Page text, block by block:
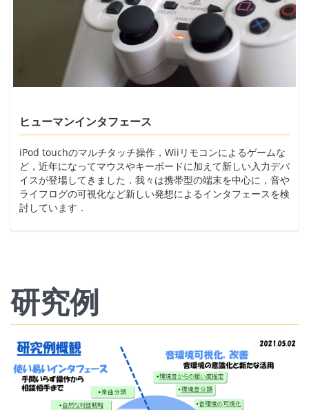
ヒューマンインタフェース
iPod touchのマルチタッチ操作，Wiiリモコンによるゲームな
ど，近年になってマウスやキーボードに加えて新しい入力デバ
イスが登場してきました．我々は携帯型の端末を中心に，音や
ライフログの可視化など新しい発想によるインタフェースを検
討しています．
研究例